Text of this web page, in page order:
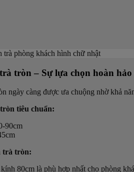
trà phòng khách hình chữ nhật
tròn – Sự lựa chọn hoàn
ngày càng được ưa chuộng nhờ khả
tiêu chuẩn:
90cm
trà tròn:
80cm là phù hợp nhất cho phòng